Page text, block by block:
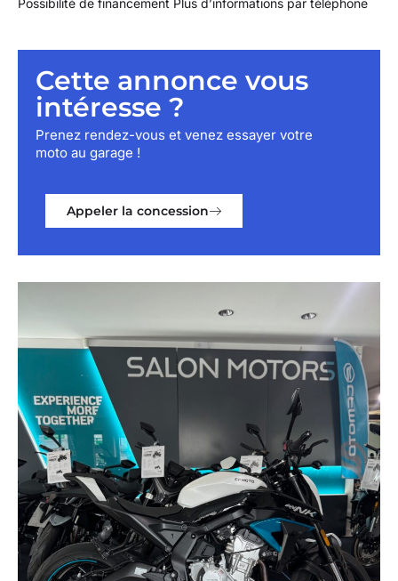
Possibilité de financement Plus d’informations par téléphone
Cette annonce vous
intéresse ?
Prenez rendez-vous et venez essayer votre
moto au garage !
Appeler la concession